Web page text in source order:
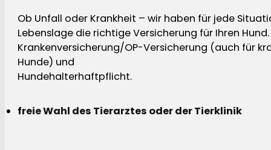
Ob Unfall oder Krankheit – wir haben für jede
Lebenslage die richtige Versicherung für Ihren Hund.
Krankenversicherung/OP-Versicherung (auch für
Hunde) und
Hundehalterhaftpflicht.
freie Wahl des Tierarztes oder der Tierklinik